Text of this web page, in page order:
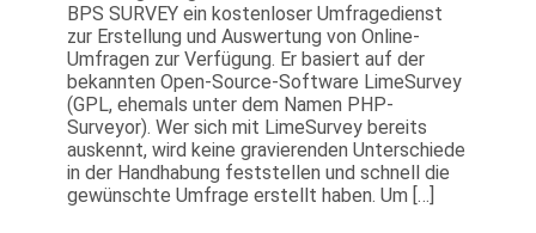
BPS SURVEY ein kostenloser Umfragedienst
zur Erstellung und Auswertung von Online-
Umfragen zur Verfügung. Er basiert auf der
bekannten Open-Source-Software LimeSurvey
(GPL, ehemals unter dem Namen PHP-
Surveyor). Wer sich mit LimeSurvey bereits
auskennt, wird keine gravierenden Unterschiede
in der Handhabung feststellen und schnell die
gewünschte Umfrage erstellt haben. Um […]